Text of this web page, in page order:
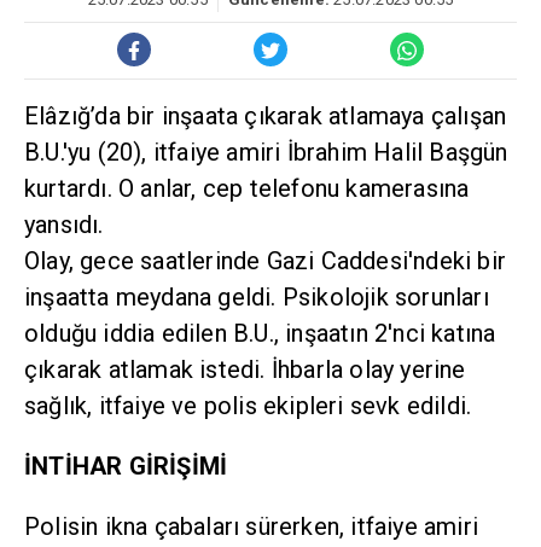
Elâzığ’da bir inşaata çıkarak atlamaya çalışan
B.U.'yu (20), itfaiye amiri İbrahim Halil Başgün
kurtardı. O anlar, cep telefonu kamerasına
yansıdı.
Olay, gece saatlerinde Gazi Caddesi'ndeki bir
inşaatta meydana geldi. Psikolojik sorunları
olduğu iddia edilen B.U., inşaatın 2'nci katına
çıkarak atlamak istedi. İhbarla olay yerine
sağlık, itfaiye ve polis ekipleri sevk edildi.
İNTİHAR GİRİŞİMİ
Polisin ikna çabaları sürerken, itfaiye amiri